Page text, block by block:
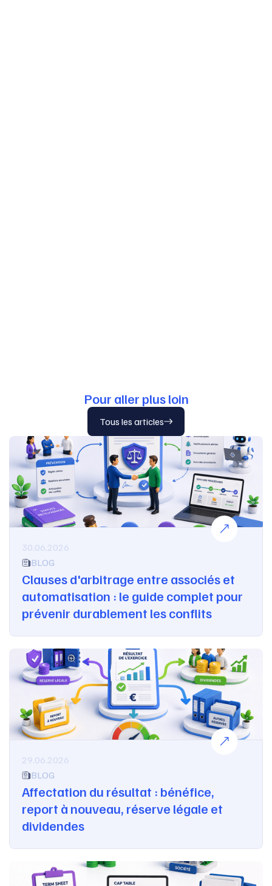
Pour aller plus loin
Tous les articles
30.06.2026
BLOG
Clauses d'arbitrage entre associés et
automatisation : le guide complet pour
prévenir durablement les conflits
29.06.2026
BLOG
Affectation du résultat : bénéfice,
report à nouveau, réserve légale et
dividendes